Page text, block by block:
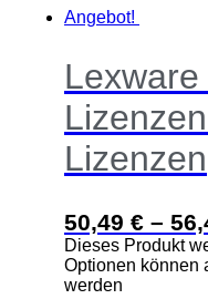
Angebot!
Lizenzen
50,49 € –
Dieses Produkt
Optionen können
werden